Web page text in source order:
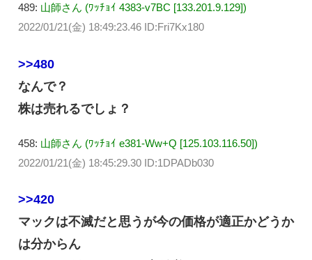
489: 山師さん (ﾜｯﾁｮｲ 4383-v7BC [133.201.9.129])
2022/01/21(金) 18:49:23.46 ID:Fri7Kx180
>>480
なんで？
株は売れるでしょ？
458: 山師さん (ﾜｯﾁｮｲ e381-Ww+Q [125.103.116.50])
2022/01/21(金) 18:45:29.30 ID:1DPADb030
>>420
マックは不滅だと思うが今の価格が適正かどうか
は分からん